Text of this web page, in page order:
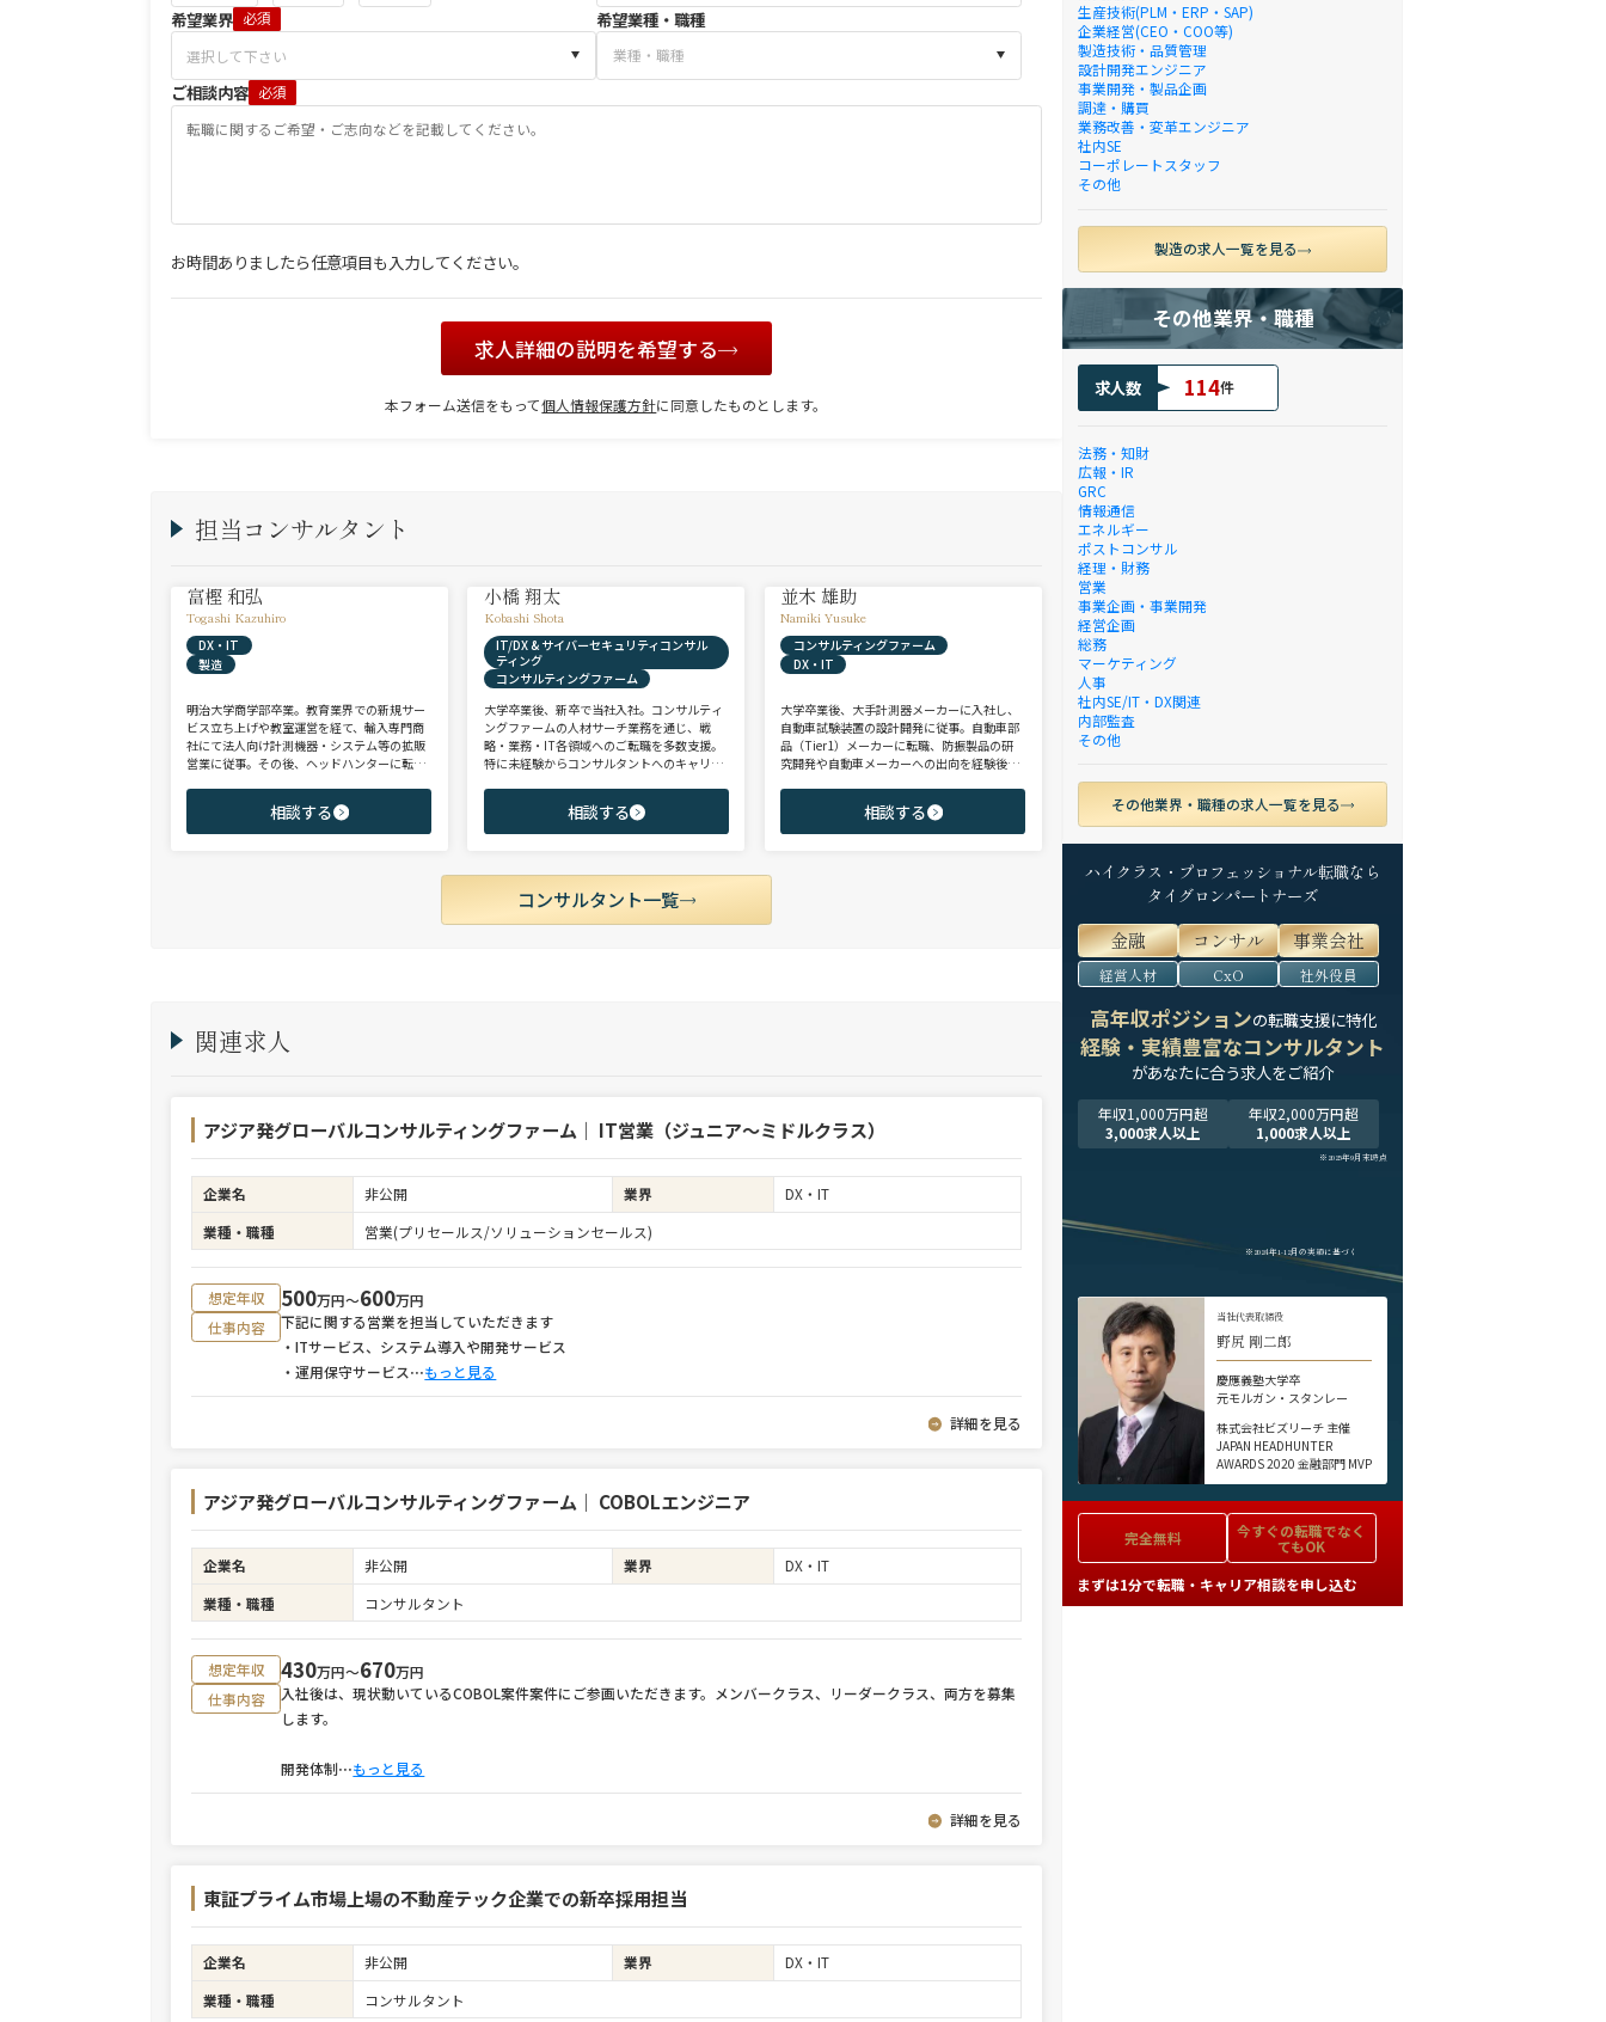
希望業界 必須 希望業種・職種
ご相談内容 必須
お時間ありましたら任意項目も入力してください。
求人詳細の説明を希望する
本フォーム送信をもって個人情報保護方針に同意したものとします。
担当コンサルタント
富樫 和弘
Togashi Kazuhiro
DX・IT
製造
明治大学商学部卒業。教育業界での新規サー
ビス立ち上げや教室運営を経て、輸入専門商
社にて法人向け計測機器・システム等の拡販
営業に従事。その後、ヘッドハンターに転身
て当社に参画。 製造全般/プラントエンジニ
アリング/物流/SIer/SaaSまで幅広い領域、職
相談する
小橋 翔太
Kobashi Shota
IT/DX & サイバーセキュリティコンサル
ティング
コンサルティングファーム
大学卒業後、新卒で当社入社。コンサルティ
ングファームの人材サーチ業務を通じ、戦
略・業務・IT各領域へのご転職を多数支援。
特に未経験からコンサルタントへのキャリア
ご志向と市場動向を踏まえ最適なキャリアを
ご提案させていただきます。
相談する
並木 雄助
Namiki Yusuke
コンサルティングファーム
DX・IT
大学卒業後、大手計測器メーカーに入社し、
自動車試験装置の設計開発に従事。自動車部
品（Tier1）メーカーに転職、防振製品の研
究開発や自動車メーカーへの出向を経験後、
ど幅広いご支援実績。 【受賞歴】 ・日経転職
版 Performance Award Executive部門 MVP ・
相談する
コンサルタント一覧
関連求人
アジア発グローバルコンサルティングファーム｜ IT営業（ジュニア～ミドルクラス）
企業名 非公開 業界
DX・IT
業種・職種
営業(プリセールス/ソリューションセールス)
想定年収 500万円〜600万円
仕事内容
下記に関する営業を担当していただきます
・ITサービス、システム導入や開発サービス
・運用保守サービス⋯もっと見る
詳細を見る
アジア発グローバルコンサルティングファーム｜ COBOLエンジニア
企業名 非公開 業界
DX・IT
業種・職種
コンサルタント
想定年収 430万円〜670万円
仕事内容
入社後は、現状動いているCOBOL案件案件にご参画いただきます。メンバークラス、リーダークラス、両方を募集
します。
開発体制⋯もっと見る
詳細を見る
東証プライム市場上場の不動産テック企業での新卒採用担当
企業名 非公開 業界
DX・IT
業種・職種
コンサルタント
生産技術(PLM・ERP・SAP)
企業経営(CEO・COO等)
製造技術・品質管理
設計開発エンジニア
事業開発・製品企画
調達・購買
業務改善・変革エンジニア
社内SE
コーポレートスタッフ
その他
製造の求人一覧を見る
その他業界・職種
求人数 114件
法務・知財
広報・IR
GRC
情報通信
エネルギー
ポストコンサル
経理・財務
営業
事業企画・事業開発
経営企画
総務
マーケティング
人事
社内SE/IT・DX関連
内部監査
その他
その他業界・職種の求人一覧を見る
ハイクラス・プロフェッショナル転職なら
タイグロンパートナーズ
金融 コンサル 事業会社
経営人材 CxO 社外役員
高年収ポジションの転職支援に特化
経験・実績豊富なコンサルタント
があなたに合う求人をご紹介
年収1,000万円超
3,000求人以上
年収2,000万円超
1,000求人以上
※2025年9月末時点
※2024年1-12月の実績に基づく
当社代表取締役
野尻 剛二郎
慶應義塾大学卒
元モルガン・スタンレー
株式会社ビズリーチ 主催
JAPAN HEADHUNTER
AWARDS 2020 金融部門 MVP
完全無料 今すぐの転職でなく
てもOK
まずは1分で転職・キャリア相談を申し込む